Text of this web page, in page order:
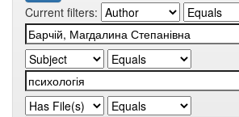
Current filters: